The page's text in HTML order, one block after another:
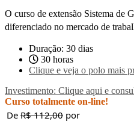
O curso de extensão Sistema de
diferenciado no mercado de
Duração: 30 dias
30 horas
Clique e veja o polo mais
Investimento: Clique aqui e
Curso totalmente on-line!
De R$ 112,00 por